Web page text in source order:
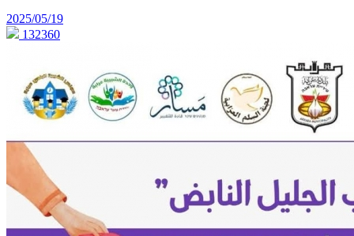
2025/05/19
132360